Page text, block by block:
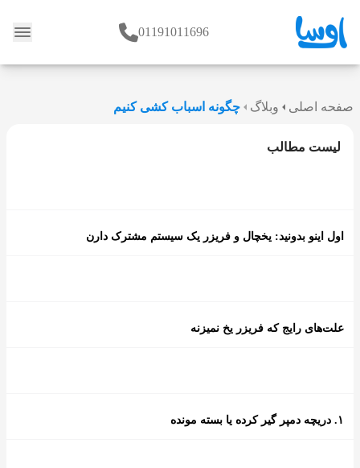
وبلاگ 01191011696
صفحه اصلی وبلاگ چگونه اسباب کشی کنیم
لیست مطالب
اول اینو بدونید: یخچال و فریزر یک سیستم مشترک دارن
علت‌های رایج که فریزر یخ نمیزنه
۱. دریچه دمپر گیر کرده یا بسته مونده